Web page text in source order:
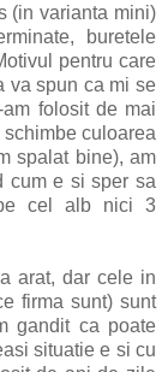
(in varianta mini)
buretele
pentru care
va spun ca mi se
folosit de mai
culoarea
spalat bine), am
cum e si sper sa
cel alb nici 3
arat, dar cele in
firma sunt) sunt
gandit ca poate
situatie e si cu